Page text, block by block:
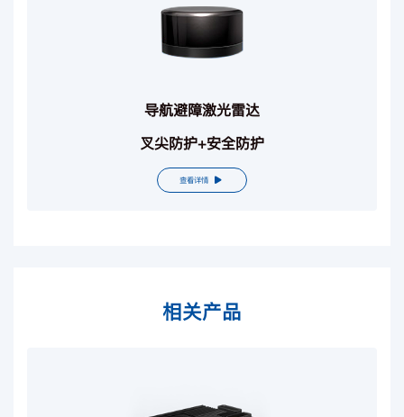
导航避障激光雷达
叉尖防护+安全防护
查看详情
相关产品